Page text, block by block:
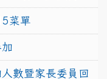
菜單
數暨家長委員回